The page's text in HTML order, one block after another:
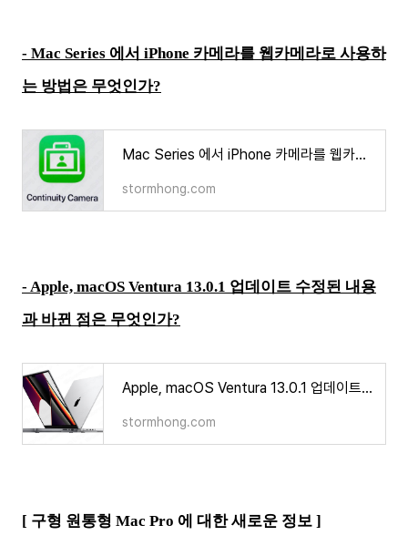
- Mac Series 에서 iPhone 카메라를 웹카메라로 사용하
는 방법은 무엇인가?
Mac Series 에서 iPhone 카메라를 웹카메라로 사용하는 방법은 무엇인가?
stormhong.com
- Apple, macOS Ventura 13.0.1 업데이트 수정된 내용
과 바뀐 점은 무엇인가?
Apple, macOS Ventura 13.0.1 업데이트 수정된 내용과 바뀐 점은 무엇인가?
stormhong.com
[ 구형 원통형 Mac Pro 에 대한 새로운 정보 ]